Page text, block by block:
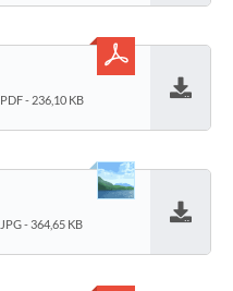
PDF - 236,10 KB
JPG - 364,65 KB